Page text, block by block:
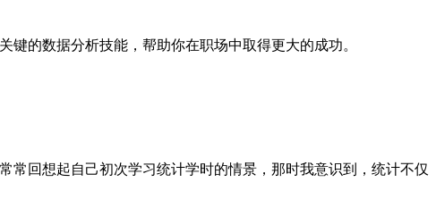
的数据分析技能，帮助你在职场中取得更大的成功。
常回想起自己初次学习统计学时的情景，那时我意识到，统计不仅